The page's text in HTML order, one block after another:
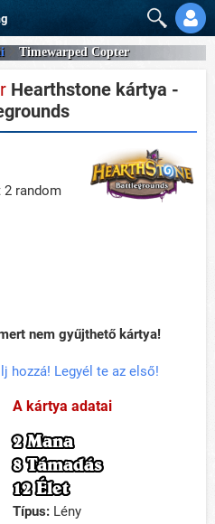
Timewarped Copter
Hearthstone kártya -
2 random
nem gyűjthető kártya!
hozzá! Legyél te az első!
A kártya adatai
2 Mana
8 Támadás
12 Élet
Típus: Lény